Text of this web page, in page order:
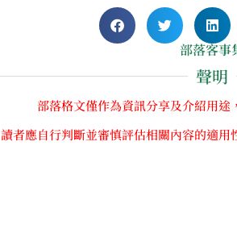
部落客事
聲明
部落格文僅作為資訊分享及介紹用途
讀者應自行判斷並審慎評估相關內容的適用